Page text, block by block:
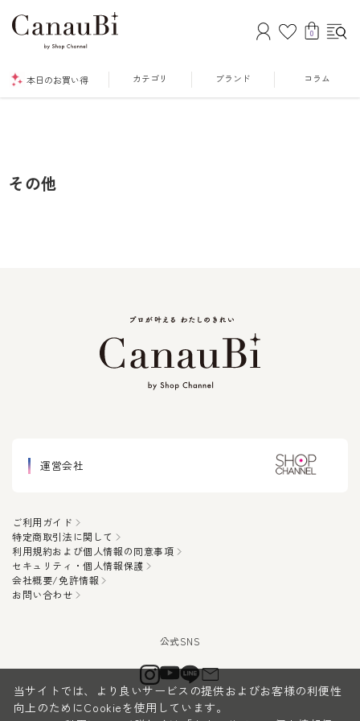
0
本日のお買い得 カテゴリ ブランド コラム
その他
運営会社
ご利用ガイド
特定商取引法に関して
利用規約および個人情報の同意事項
セキュリティ・個人情報保護
会社概要/免許情報
お問い合わせ
当サイトでは、より良いサービスの提供およびお客様の利便性
向上のためにCookieを使用しています。